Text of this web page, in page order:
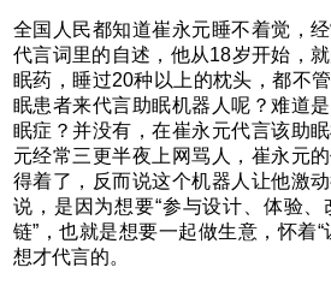
全国人民都知道崔永元睡不着觉，
代言词里的自述，他从18岁开始，
眠药，睡过20种以上的枕头，都不
眠患者来代言助眠机器人呢？难道
眠症？并没有，在崔永元代言该助
元经常三更半夜上网骂人，崔永元
得着了，反而说这个机器人让他激
说，是因为想要“参与设计、体验
链”，也就是想要一起做生意，怀着
想才代言的。